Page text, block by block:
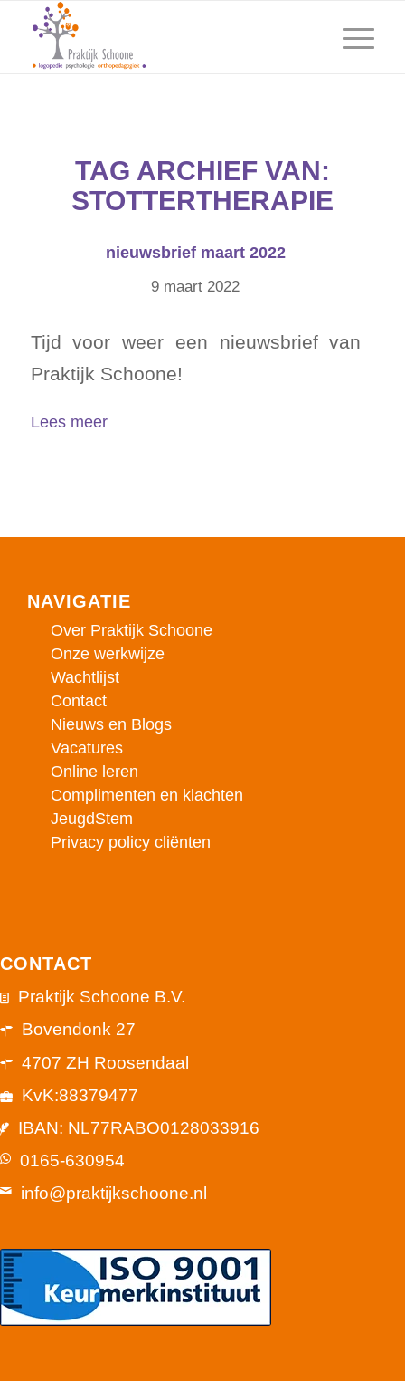
TAG ARCHIEF VAN:
STOTTERTHERAPIE
nieuwsbrief maart 2022
9 maart 2022
Tijd voor weer een nieuwsbrief van
Praktijk Schoone!
Lees meer
NAVIGATIE
Over Praktijk Schoone
Onze werkwijze
Wachtlijst
Contact
Nieuws en Blogs
Vacatures
Online leren
Complimenten en klachten
JeugdStem
Privacy policy cliënten
CONTACT
Praktijk Schoone B.V.
Bovendonk 27
4707 ZH Roosendaal
KvK:88379477
IBAN: NL77RABO0128033916
0165-630954
info@praktijkschoone.nl